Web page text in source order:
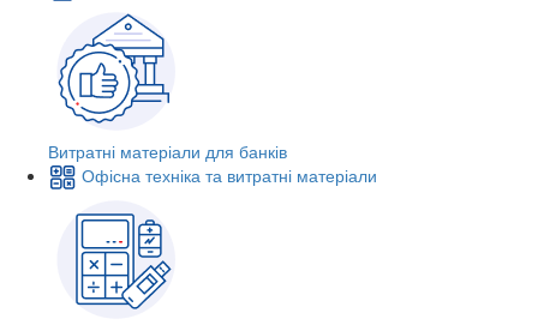
Витратні матеріали для банків
Офісна техніка та витратні матеріали